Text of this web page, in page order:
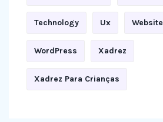
Technology Ux Website
WordPress Xadrez
Xadrez Para Crianças